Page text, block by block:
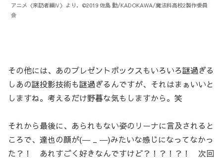
アニメ〈来訪者編Ⅳ〉より．©2019 佐島 勤/KADOKAWA/魔法科高校2製作委員
会
その他には、あのプレゼントボックスもいろいろ謎過ぎる
しあの謎投影技術も謎過ぎるんですが、それはまぁいいと
しますね。考えるだけ野暮な気もしますから。笑
それから最後に、あられもない姿のリーナに言及されると
ころで、達也の顔が(― _ ―)みたいな感じになってなかっ
た？！ あれすごく好きなんですけど？！？！？！ 次回